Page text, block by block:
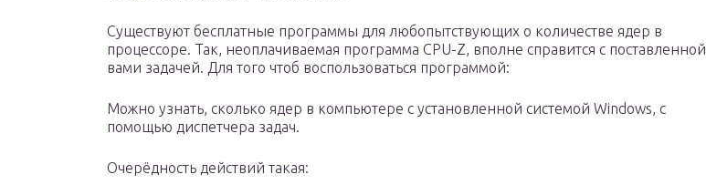
Существуют бесплатные программы для любопытствующих о количестве ядер в
процессоре. Так, неоплачиваемая программа CPU-Z, вполне справится с поставленной
вами задачей. Для того чтоб воспользоваться программой:
Можно узнать, сколько ядер в компьютере с установленной системой Windows, с
помощью диспетчера задач.
Очерёдность действий такая: